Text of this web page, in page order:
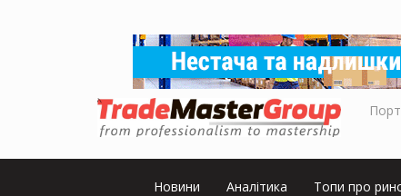
Новини Аналітика Топи про